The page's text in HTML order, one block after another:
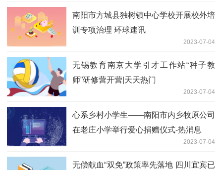
南阳市方城县独树镇中心学校开展校外培
训专项治理 环球速讯
2023-07-04
无锡教育南京大学引才工作站“种子教
师”研修营开营|天天热门
2023-07-04
心系乡村小学生——南阳市内乡牧原公司
在老庄小学举行爱心捐赠仪式-热消息
2023-07-04
无偿献血“双免”政策率先落地 四川宜宾已